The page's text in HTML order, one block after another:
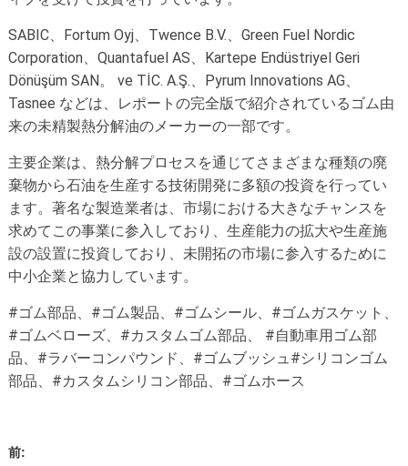
SABIC、Fortum Oyj、Twence B.V.、Green Fuel Nordic
Corporation、Quantafuel AS、Kartepe Endüstriyel Geri
Dönüşüm SAN。 ve TİC. A.Ş.、Pyrum Innovations AG、
Tasnee などは、レポートの完全版で紹介されているゴム由
来の未精製熱分解油のメーカーの一部です。
主要企業は、熱分解プロセスを通じてさまざまな種類の廃
棄物から石油を生産する技術開発に多額の投資を行ってい
ます。著名な製造業者は、市場における大きなチャンスを
求めてこの事業に参入しており、生産能力の拡大や生産施
設の設置に投資しており、未開拓の市場に参入するために
中小企業と協力しています。
#ゴム部品、#ゴム製品、#ゴムシール、#ゴムガスケット、
#ゴムベローズ、#カスタムゴム部品、 #自動車用ゴム部
品、#ラバーコンパウンド、#ゴムブッシュ#シリコンゴム
部品、#カスタムシリコン部品、#ゴムホース
前: